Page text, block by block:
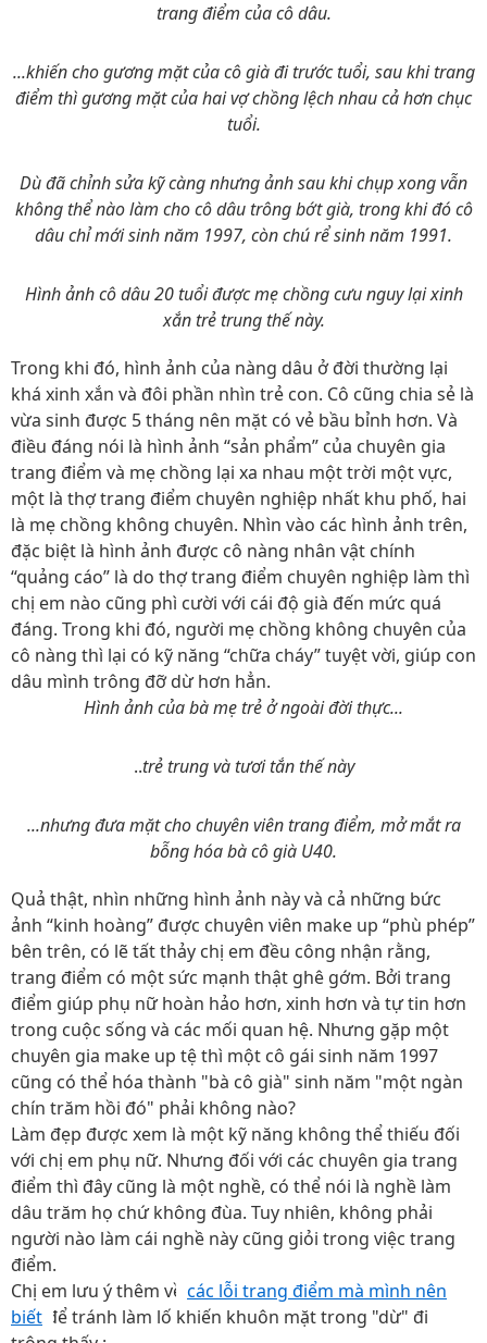
trang điểm của cô dâu.
...khiến cho gương mặt của cô già đi trước tuổi, sau khi trang
điểm thì gương mặt của hai vợ chồng lệch nhau cả hơn chục
tuổi.
Dù đã chỉnh sửa kỹ càng nhưng ảnh sau khi chụp xong vẫn
không thể nào làm cho cô dâu trông bớt già, trong khi đó cô
dâu chỉ mới sinh năm 1997, còn chú rể sinh năm 1991.
Hình ảnh cô dâu 20 tuổi được mẹ chồng cưu nguy lại xinh
xắn trẻ trung thế này.
Trong khi đó, hình ảnh của nàng dâu ở đời thường lại
khá xinh xắn và đôi phần nhìn trẻ con. Cô cũng chia sẻ là
vừa sinh được 5 tháng nên mặt có vẻ bầu bỉnh hơn. Và
điều đáng nói là hình ảnh “sản phẩm” của chuyên gia
trang điểm và mẹ chồng lại xa nhau một trời một vực,
một là thợ trang điểm chuyên nghiệp nhất khu phố, hai
là mẹ chồng không chuyên. Nhìn vào các hình ảnh trên,
đặc biệt là hình ảnh được cô nàng nhân vật chính
“quảng cáo” là do thợ trang điểm chuyên nghiệp làm thì
chị em nào cũng phì cười với cái độ già đến mức quá
đáng. Trong khi đó, người mẹ chồng không chuyên của
cô nàng thì lại có kỹ năng “chữa cháy” tuyệt vời, giúp con
dâu mình trông đỡ dừ hơn hẳn.
Hình ảnh của bà mẹ trẻ ở ngoài đời thực...
..trẻ trung và tươi tắn thế này
...nhưng đưa mặt cho chuyên viên trang điểm, mở mắt ra
bỗng hóa bà cô già U40.
Quả thật, nhìn những hình ảnh này và cả những bức
ảnh “kinh hoàng” được chuyên viên make up “phù phép”
bên trên, có lẽ tất thảy chị em đều công nhận rằng,
trang điểm có một sức mạnh thật ghê gớm. Bởi trang
điểm giúp phụ nữ hoàn hảo hơn, xinh hơn và tự tin hơn
trong cuộc sống và các mối quan hệ. Nhưng gặp một
chuyên gia make up tệ thì một cô gái sinh năm 1997
cũng có thể hóa thành "bà cô già" sinh năm "một ngàn
chín trăm hồi đó" phải không nào?
Làm đẹp được xem là một kỹ năng không thể thiếu đối
với chị em phụ nữ. Nhưng đối với các chuyên gia trang
điểm thì đây cũng là một nghề, có thể nói là nghề làm
dâu trăm họ chứ không đùa. Tuy nhiên, không phải
người nào làm cái nghề này cũng giỏi trong việc trang
điểm.
Chị em lưu ý thêm về các lỗi trang điểm mà mình nên
biết để tránh làm lố khiến khuôn mặt trong "dừ" đi